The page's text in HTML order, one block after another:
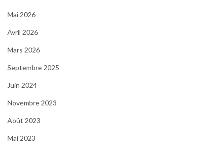
Mai 2026
Avril 2026
Mars 2026
Septembre 2025
Juin 2024
Novembre 2023
Août 2023
Mai 2023